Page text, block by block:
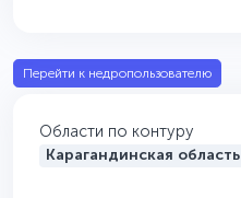
Перейти к недропользователю
Области по контуру
Карагандинская область